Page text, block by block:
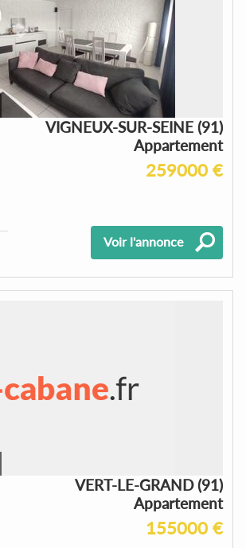
VIGNEUX-SUR-SEINE (91)
Appartement
259000 €
Voir l'annonce
VERT-LE-GRAND (91)
Appartement
155000 €